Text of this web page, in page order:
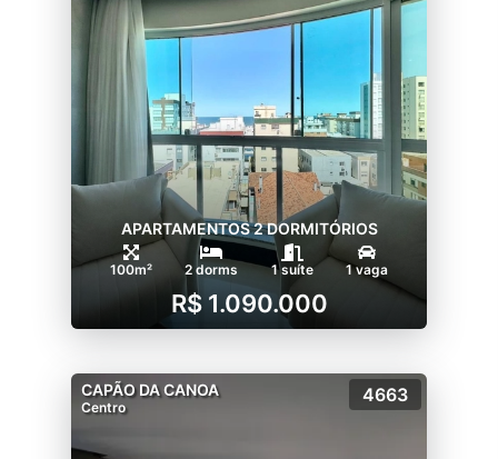
APARTAMENTOS 2 DORMITÓRIOS
100m² 2 dorms 1 suíte 1 vaga
R$ 1.090.000
CAPÃO DA CANOA
Centro
4663